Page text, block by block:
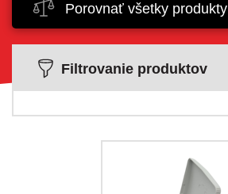
Porovnať všetky produkty
Filtrovanie produktov